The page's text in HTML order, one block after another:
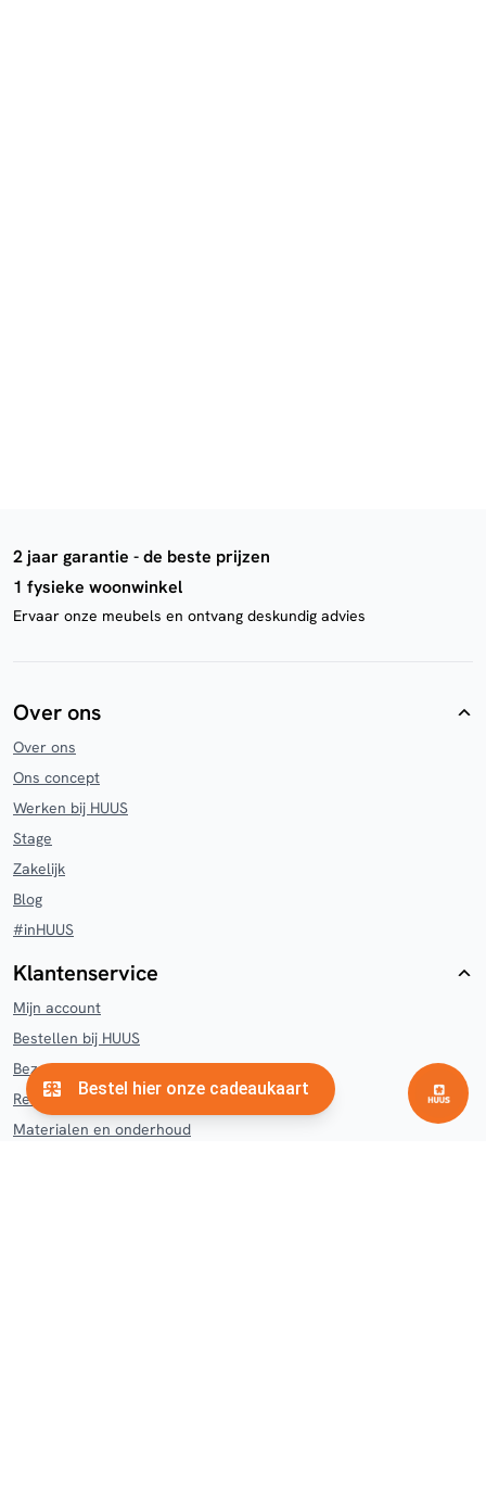
2 jaar garantie - de beste prijzen
1 fysieke woonwinkel
Ervaar onze meubels en ontvang deskundig advies
Over ons
Over ons
Ons concept
Werken bij HUUS
Stage
Zakelijk
Blog
#inHUUS
Klantenservice
Mijn account
Bestellen bij HUUS
Bezorgen en afhalen HUUS
Retourneren en klachten
Materialen en onderhoud